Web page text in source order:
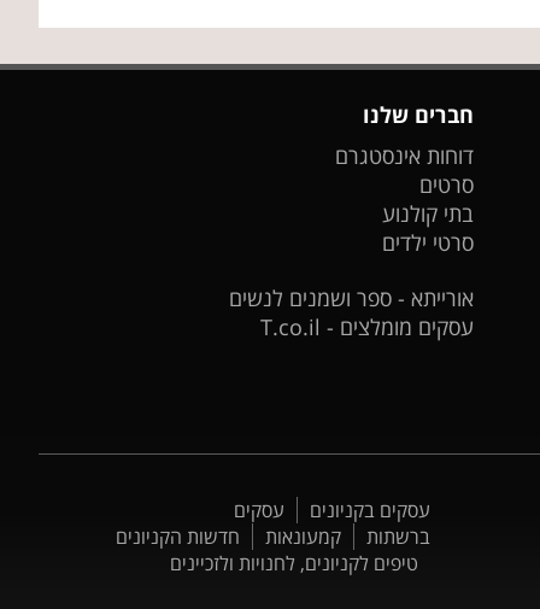
חברים שלנו
דוחות אינסטגרם
סרטים
בתי קולנוע
סרטי ילדים
אורייתא - ספר ושמנים לנשים
עסקים מומלצים - T.co.il
עסקים בקניונים
עסקים
ברשתות
קמעונאות
חדשות הקניונים
טיפים לקניונים, לחנויות ולזכיינים